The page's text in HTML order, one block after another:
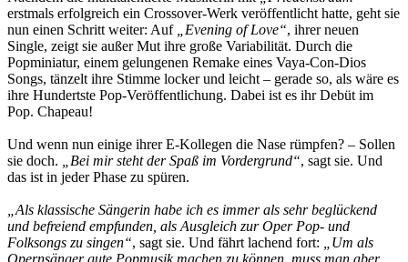
erstmals erfolgreich ein Crossover-Werk veröffentlicht hatte, geht sie
nun einen Schritt weiter: Auf„Evening of Love“, ihrer neuen
Single, zeigt sie außer Mut ihre große Variabilität. Durch die
Popminiatur, einem gelungenen Remake eines Vaya-Con-Dios
Songs, tänzelt ihre Stimme locker und leicht – gerade so, als wäre es
ihre Hundertste Pop-Veröffentlichung. Dabei ist es ihr Debüt im
Pop. Chapeau!
Und wenn nun einige ihrer E-Kollegen die Nase rümpfen? – Sollen
sie doch.
„Bei mir steht der Spaß im Vordergrund“, sagt sie. Und
das ist in jeder Phase zu spüren.
„Als klassische Sängerin habe ich es immer als sehr beglückend
und befreiend empfunden, als Ausgleich zur Oper Pop- und
Folksongs zu singen“, sagt sie. Und fährt lachend fort:
„Um als